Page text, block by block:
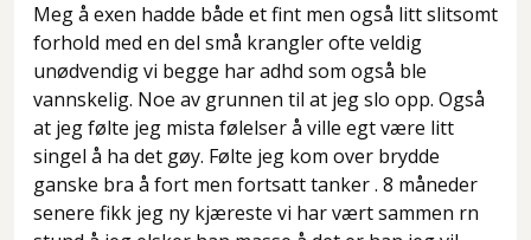
Meg å exen hadde både et fint men også litt slitsomt
forhold med en del små krangler ofte veldig
unødvendig vi begge har adhd som også ble
vannskelig. Noe av grunnen til at jeg slo opp. Også
at jeg følte jeg mista følelser å ville egt være litt
singel å ha det gøy. Følte jeg kom over brydde
ganske bra å fort men fortsatt tanker . 8 måneder
senere fikk jeg ny kjæreste vi har vært sammen rn